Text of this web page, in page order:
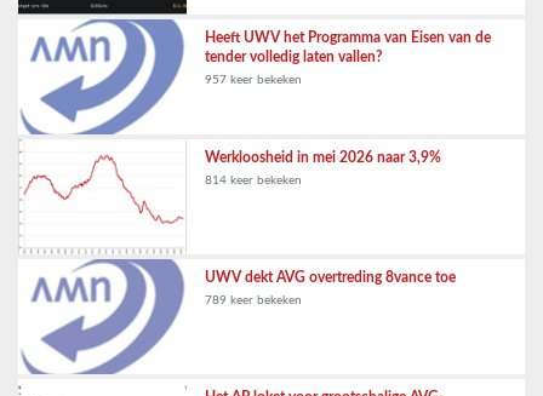
Heeft UWV het Programma van Eisen van de
tender volledig laten vallen?
957 keer bekeken
Werkloosheid in mei 2026 naar 3,9%
814 keer bekeken
UWV dekt AVG overtreding 8vance toe
789 keer bekeken